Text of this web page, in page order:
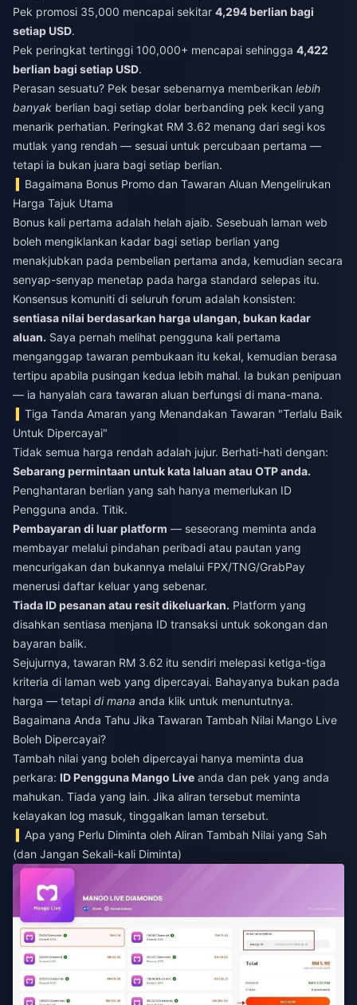
Pek promosi 35,000 mencapai sekitar 4,294 berlian bagi
setiap USD.
Pek peringkat tertinggi 100,000+ mencapai sehingga 4,422
berlian bagi setiap USD.
Perasan sesuatu? Pek besar sebenarnya memberikan lebih
banyak berlian bagi setiap dolar berbanding pek kecil yang
menarik perhatian. Peringkat RM 3.62 menang dari segi kos
mutlak yang rendah — sesuai untuk percubaan pertama —
tetapi ia bukan juara bagi setiap berlian.
Bagaimana Bonus Promo dan Tawaran Aluan Mengelirukan
Harga Tajuk Utama
Bonus kali pertama adalah helah ajaib. Sesebuah laman web
boleh mengiklankan kadar bagi setiap berlian yang
menakjubkan pada pembelian pertama anda, kemudian secara
senyap-senyap menetap pada harga standard selepas itu.
Konsensus komuniti di seluruh forum adalah konsisten:
sentiasa nilai berdasarkan harga ulangan, bukan kadar
aluan. Saya pernah melihat pengguna kali pertama
menganggap tawaran pembukaan itu kekal, kemudian berasa
tertipu apabila pusingan kedua lebih mahal. Ia bukan penipuan
— ia hanyalah cara tawaran aluan berfungsi di mana-mana.
Tiga Tanda Amaran yang Menandakan Tawaran "Terlalu Baik
Untuk Dipercayai"
Tidak semua harga rendah adalah jujur. Berhati-hati dengan:
Sebarang permintaan untuk kata laluan atau OTP anda.
Penghantaran berlian yang sah hanya memerlukan ID
Pengguna anda. Titik.
Pembayaran di luar platform — seseorang meminta anda
membayar melalui pindahan peribadi atau pautan yang
mencurigakan dan bukannya melalui FPX/TNG/GrabPay
menerusi daftar keluar yang sebenar.
Tiada ID pesanan atau resit dikeluarkan. Platform yang
disahkan sentiasa menjana ID transaksi untuk sokongan dan
bayaran balik.
Sejujurnya, tawaran RM 3.62 itu sendiri melepasi ketiga-tiga
kriteria di laman web yang dipercayai. Bahayanya bukan pada
harga — tetapi di mana anda klik untuk menuntutnya.
Bagaimana Anda Tahu Jika Tawaran Tambah Nilai Mango Live
Boleh Dipercayai?
Tambah nilai yang boleh dipercayai hanya meminta dua
perkara: ID Pengguna Mango Live anda dan pek yang anda
mahukan. Tiada yang lain. Jika aliran tersebut meminta
kelayakan log masuk, tinggalkan laman tersebut.
Apa yang Perlu Diminta oleh Aliran Tambah Nilai yang Sah
(dan Jangan Sekali-kali Diminta)